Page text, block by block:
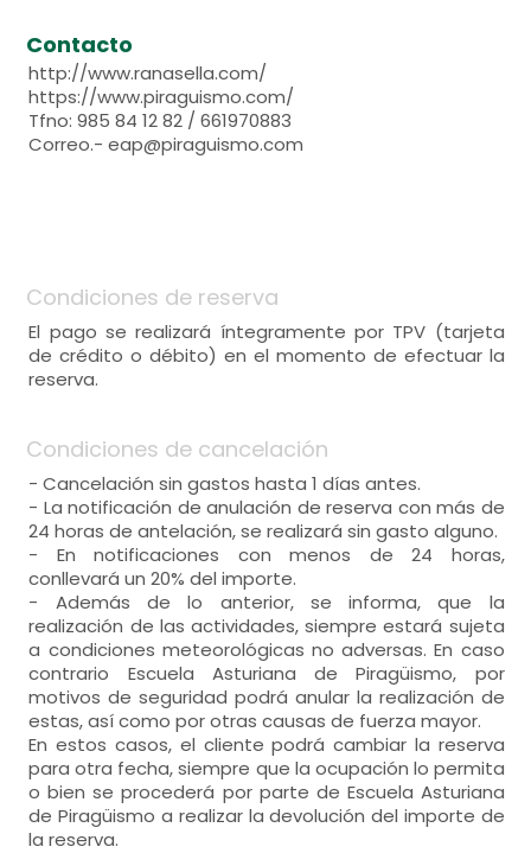
Contacto
http://www.ranasella.com/
https://www.piraguismo.com/
Tfno: 985 84 12 82 / 661970883
Correo.- eap@piraguismo.com
Condiciones de reserva
El pago se realizará íntegramente por TPV (tarjeta
de crédito o débito) en el momento de efectuar la
reserva.
Condiciones de cancelación
- Cancelación sin gastos hasta 1 días antes.
- La notificación de anulación de reserva con más de
24 horas de antelación, se realizará sin gasto alguno.
- En notificaciones con menos de 24 horas,
conllevará un 20% del importe.
- Además de lo anterior, se informa, que la
realización de las actividades, siempre estará sujeta
a condiciones meteorológicas no adversas. En caso
contrario Escuela Asturiana de Piragüismo, por
motivos de seguridad podrá anular la realización de
estas, así como por otras causas de fuerza mayor.
En estos casos, el cliente podrá cambiar la reserva
para otra fecha, siempre que la ocupación lo permita
o bien se procederá por parte de Escuela Asturiana
de Piragüismo a realizar la devolución del importe de
la reserva.